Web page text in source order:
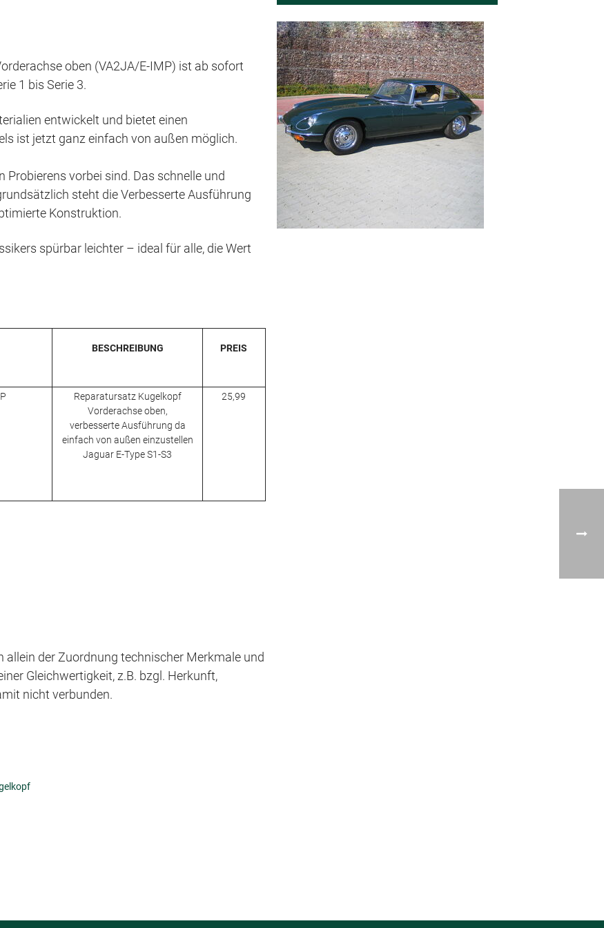
i
n
e
n
oben (VA2JA/E-IMP) ist ab sofort
1 bis Serie 3.
entwickelt und bietet einen
ist jetzt ganz einfach von außen möglich.
vorbei sind. Das schnelle und
steht die Verbesserte Ausführung
Konstruktion.
spürbar leichter – ideal für alle, die Wert
BESCHREIBUNG
Reparatursatz Kugelkopf
Vorderachse oben,
verbesserte Ausführung da
einfach von außen einzustellen
Jaguar E-Type S1-S3
PREIS
25,99
allein der Zuordnung technischer Merkmale und
Gleichwertigkeit, z.B. bzgl. Herkunft,
nicht verbunden.